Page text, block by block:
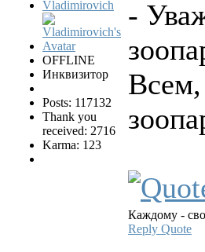
Vladimirovich
OFFLINE
Инквизитор
Posts: 117132
Thank you
received: 2716
Karma: 123
-
Всем,
Каждому -
Reply Quote